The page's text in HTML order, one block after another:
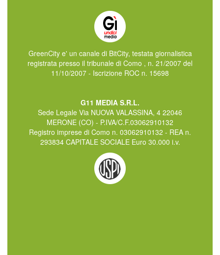
GreenCity e' un canale di BitCity, testata giornalistica
registrata presso il tribunale di Como , n. 21/2007 del
11/10/2007 - Iscrizione ROC n. 15698
G11 MEDIA S.R.L.
Sede Legale Via NUOVA VALASSINA, 4 22046
MERONE (CO) - P.IVA/C.F.03062910132
Registro imprese di Como n. 03062910132 - REA n.
293834 CAPITALE SOCIALE Euro 30.000 i.v.